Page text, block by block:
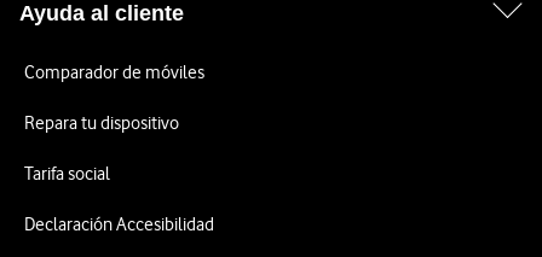
Ayuda al cliente
Comparador de móviles
Repara tu dispositivo
Tarifa social
Declaración Accesibilidad